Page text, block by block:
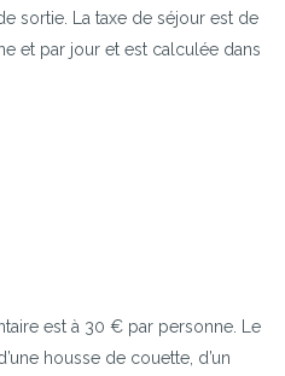
sortie. La taxe de séjour est de
et par jour et est calculée dans
est à 30 € par personne. Le
housse de couette, d’un